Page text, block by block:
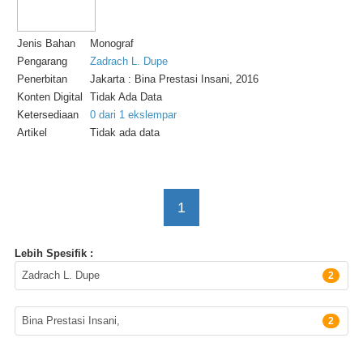
Jenis Bahan
Monograf
Pengarang
Zadrach L. Dupe
Penerbitan
Jakarta : Bina Prestasi Insani, 2016
Konten Digital
Tidak Ada Data
Ketersediaan
0 dari 1 ekslempar
Artikel
Tidak ada data
1
Lebih Spesifik :
Pengarang
Zadrach L. Dupe 2
Penerbit
Bina Prestasi Insani, 2